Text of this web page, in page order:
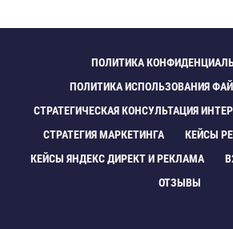
ПОЛИТИКА
ПОЛИТИКА ИСПОЛЬЗОВАНИЯ
СТРАТЕГИЧЕСКАЯ КОНСУЛЬТАЦИЯ
СТРАТЕГИЯ МАРКЕТИНГА
КЕЙСЫ
КЕЙСЫ ЯНДЕКС ДИРЕКТ И РЕКЛАМА
ОТЗЫВЫ